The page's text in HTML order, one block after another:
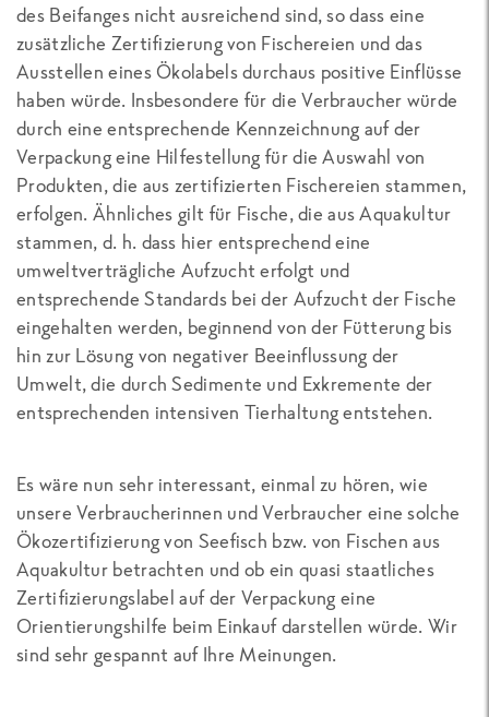
des Beifanges nicht ausreichend sind, so dass eine
zusätzliche Zertifizierung von Fischereien und das
Ausstellen eines Ökolabels durchaus positive Einflüsse
haben würde. Insbesondere für die Verbraucher würde
durch eine entsprechende Kennzeichnung auf der
Verpackung eine Hilfestellung für die Auswahl von
Produkten, die aus zertifizierten Fischereien stammen,
erfolgen. Ähnliches gilt für Fische, die aus Aquakultur
stammen, d. h. dass hier entsprechend eine
umweltverträgliche Aufzucht erfolgt und
entsprechende Standards bei der Aufzucht der Fische
eingehalten werden, beginnend von der Fütterung bis
hin zur Lösung von negativer Beeinflussung der
Umwelt, die durch Sedimente und Exkremente der
entsprechenden intensiven Tierhaltung entstehen.
Es wäre nun sehr interessant, einmal zu hören, wie
unsere Verbraucherinnen und Verbraucher eine solche
Ökozertifizierung von Seefisch bzw. von Fischen aus
Aquakultur betrachten und ob ein quasi staatliches
Zertifizierungslabel auf der Verpackung eine
Orientierungshilfe beim Einkauf darstellen würde. Wir
sind sehr gespannt auf Ihre Meinungen.